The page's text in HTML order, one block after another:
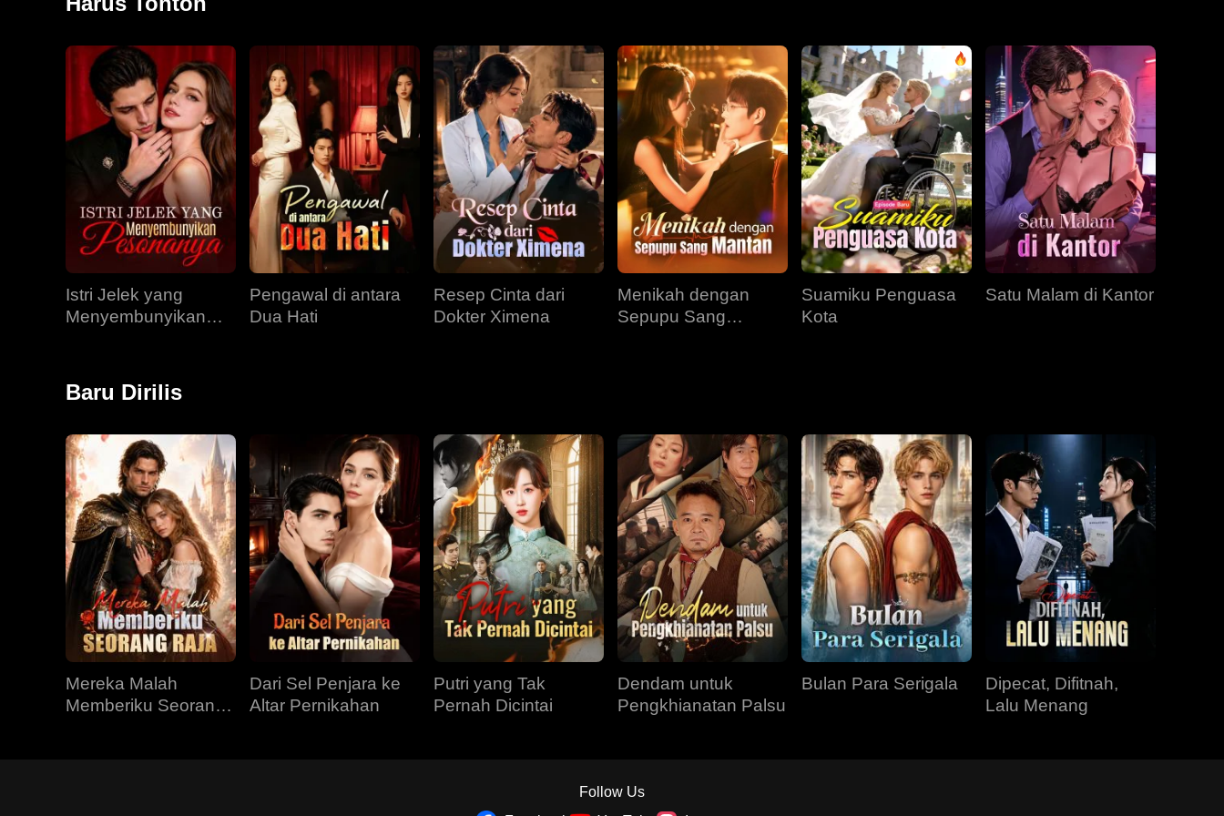
EP 34 EP 35 EP 36
EP 37 EP 38 EP 39
EP 40
Istri Jelek yang
Menyembunyikan
Pengawal di antara
Dua Hati
Resep Cinta dari
Dokter Ximena
Menikah dengan
Sepupu Sang
Suamiku Penguasa
Kota
Satu Malam di Kantor
Baru Dirilis
Mereka Malah
Memberiku Seorang
Dari Sel Penjara ke
Altar Pernikahan
Putri yang Tak
Pernah Dicintai
Dendam untuk
Pengkhianatan Palsu
Bulan Para Serigala
Dipecat, Difitnah,
Lalu Menang
Follow Us